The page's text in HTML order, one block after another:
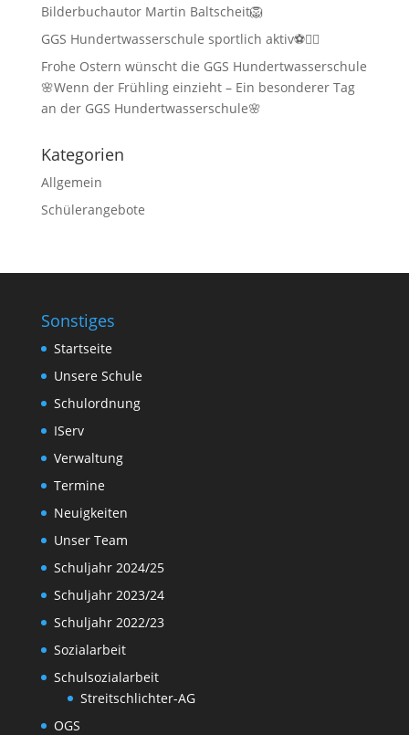
Bilderbuchautor Martin Baltscheit🦁
GGS Hundertwasserschule sportlich aktiv⚽🏃‍♂️
Frohe Ostern wünscht die GGS Hundertwasserschule
🌸Wenn der Frühling einzieht – Ein besonderer Tag
an der GGS Hundertwasserschule🌸
Kategorien
Allgemein
Schülerangebote
Sonstiges
Startseite
Unsere Schule
Schulordnung
IServ
Verwaltung
Termine
Neuigkeiten
Unser Team
Schuljahr 2024/25
Schuljahr 2023/24
Schuljahr 2022/23
Sozialarbeit
Schulsozialarbeit
Streitschlichter-AG
OGS